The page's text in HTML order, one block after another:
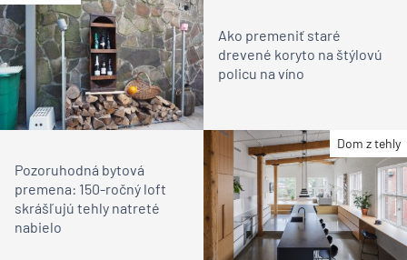
Ako premeniť staré
drevené koryto na štýlovú
policu na víno
Dom z tehly
Pozoruhodná bytová
premena: 150-ročný loft
skrášľujú tehly natreté
nabielo